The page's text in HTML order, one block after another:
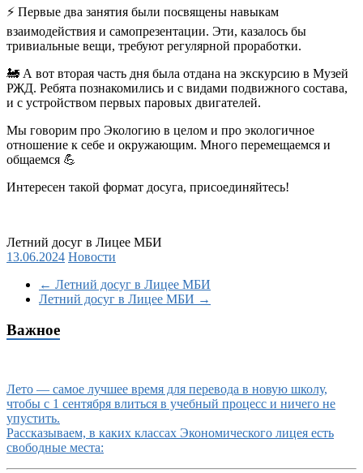
⚡ Первые два занятия были посвящены навыкам
взаимодействия и самопрезентации. Эти, казалось бы
тривиальные вещи, требуют регулярной проработки.
🚂 А вот вторая часть дня была отдана на экскурсию в Музей
РЖД. Ребята познакомились и с видами подвижного состава,
и с устройством первых паровых двигателей.
Мы говорим про Экологию в целом и про экологичное
отношение к себе и окружающим. Много перемещаемся и
общаемся 💪
Интересен такой формат досуга, присоединяйтесь!
Летний досуг в Лицее МБИ
13.06.2024 Новости
← Летний досуг в Лицее МБИ
Летний досуг в Лицее МБИ →
Важное
Лето — самое лучшее время для перевода в новую школу,
чтобы с 1 сентября влиться в учебный процесс и ничего не
упустить.
Рассказываем, в каких классах Экономического лицея есть
свободные места: